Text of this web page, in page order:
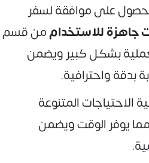
على موافقة لسفر
جاهزة للاستخداممن قسم
بشكل كبير ويضمن
بدقة واحترافية.
الاحتياجات المتنوعة
يوفر الوقت ويضمن